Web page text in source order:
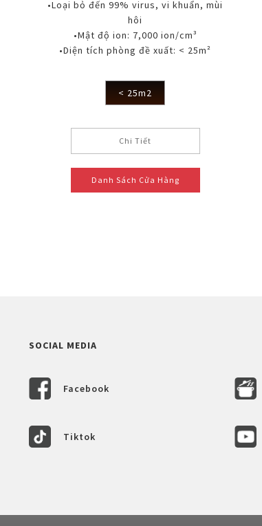
•Loại bỏ đến 99% virus, vi khuẩn, mùi
hôi
•Mật độ ion: 7,000 ion/cm³
•Diện tích phòng đề xuất: < 25m²
< 25m2
Chi Tiết
Danh Sách Cửa Hàng
SOCIAL MEDIA
Facebook
Tiktok